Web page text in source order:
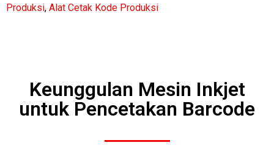
Produksi, Alat Cetak Kode Produksi
Keunggulan Mesin Inkjet
untuk Pencetakan Barcode